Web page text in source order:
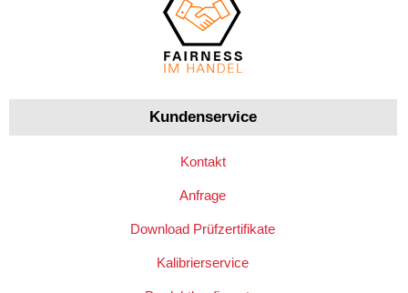
Kundenservice
Kontakt
Anfrage
Download Prüfzertifikate
Kalibrierservice